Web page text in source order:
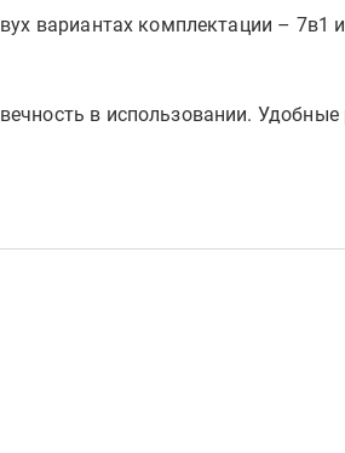
вариантах комплектации – 7в1
в использовании.